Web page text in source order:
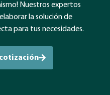
Nuestros expertos
la solución de
para tus necesidades.